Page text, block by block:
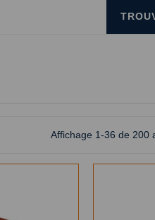
Affichage 1-36 de 200